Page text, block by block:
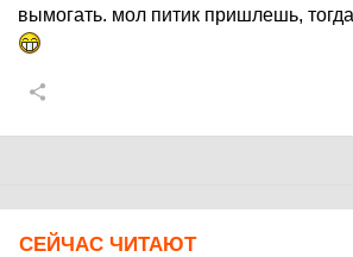
вымогать. мол питик пришлешь,
СЕЙЧАС ЧИТАЮТ